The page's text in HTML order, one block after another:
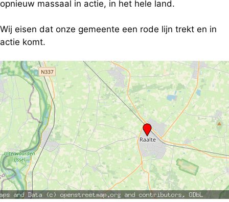
opnieuw massaal in actie, in het hele land.
Wij eisen dat onze gemeente een rode lijn trekt en in
actie komt.